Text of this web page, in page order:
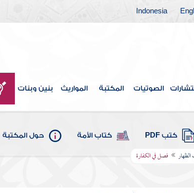
Indonesia
الصوتيات المكتبة المواريث بنين وبنات
كتب PDF كتاب الأمة حول المكتبة
فصل في الكفارة